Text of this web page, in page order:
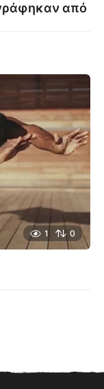
από
1 0